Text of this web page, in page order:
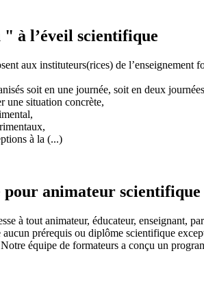
à l’éveil scientifique
aux instituteurs(rices) de
soit en une journée, soit en deux
une situation concrète,
à la (...)
pour animateur scientifique
à tout animateur, éducateur, enseignant,
prérequis ou diplôme scientifique
équipe de formateurs a conçu un